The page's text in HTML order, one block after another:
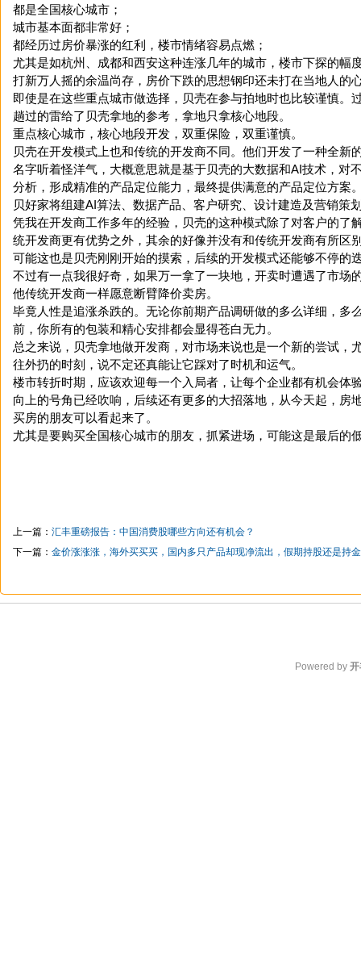
都是全国核心城市；
城市基本面都非常好；
都经历过房价暴涨的红利，楼市情绪容易点燃；
尤其是如杭州、成都和西安这种连涨几年的城市，楼市下探的幅
打新万人摇的余温尚存，房价下跌的思想钢印还未打在当地人的
即使是在这些重点城市做选择，贝壳在参与拍地时也比较谨慎。
趟过的雷给了贝壳拿地的参考，拿地只拿核心地段。
重点核心城市，核心地段开发，双重保险，双重谨慎。
贝壳在开发模式上也和传统的开发商不同。他们开发了一种全新
名字听着怪洋气，大概意思就是基于贝壳的大数据和AI技术，对
分析，形成精准的产品定位能力，最终提供满意的产品定位方案
贝好家将组建AI算法、数据产品、客户研究、设计建造及营销策
凭我在开发商工作多年的经验，贝壳的这种模式除了对客户的了
统开发商更有优势之外，其余的好像并没有和传统开发商有所区
可能这也是贝壳刚刚开始的摸索，后续的开发模式还能够不停的
不过有一点我很好奇，如果万一拿了一块地，开卖时遭遇了市场
他传统开发商一样愿意断臂降价卖房。
毕竟人性是追涨杀跌的。无论你前期产品调研做的多么详细，多
前，你所有的包装和精心安排都会显得苍白无力。
总之来说，贝壳拿地做开发商，对市场来说也是一个新的尝试，
往外扔的时刻，说不定还真能让它踩对了时机和运气。
楼市转折时期，应该欢迎每一个入局者，让每个企业都有机会体
向上的号角已经吹响，后续还有更多的大招落地，从今天起，房
买房的朋友可以看起来了。
尤其是要购买全国核心城市的朋友，抓紧进场，可能这是最后的
上一篇： 汇丰重磅报告：中国消费股哪些方向还有机会？
下一篇： 金价涨涨涨，海外买买买，国内多只产品却现净流出，假期持股还是持
Powered by